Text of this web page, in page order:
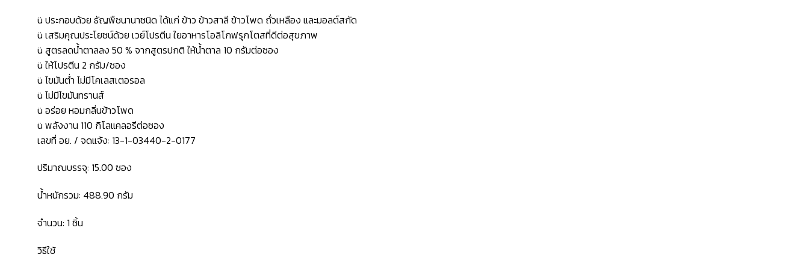
ü ประกอบด้วย ธัญพืชนานาชนิด ได้แก่ ข้าว ข้าวสาลี ข้าวโพด ถั่วเหลือง และมอลต์สกัด
ü เสริมคุณประโยชน์ด้วย เวย์โปรตีน ใยอาหารโอลิโกฟรุกโตสที่ดีต่อสุขภาพ
ü สูตรลดน้ำตาลลง 50 % จากสูตรปกติ ให้น้ำตาล 10 กรัมต่อซอง
ü ให้โปรตีน 2 กรัม/ซอง
ü ไขมันต่ำ ไม่มีโคเลสเตอรอล
ü ไม่มีไขมันทรานส์
ü อร่อย หอมกลิ่นข้าวโพด
ü พลังงาน 110 กิโลแคลอรีต่อซอง
เลขที่ อย. / จดแจ้ง: 13-1-03440-2-0177
ปริมาณบรรจุ: 15.00 ซอง
น้ำหนักรวม: 488.90 กรัม
จำนวน: 1 ชิ้น
วิธีใช้